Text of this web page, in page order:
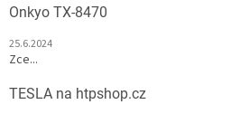
Onkyo TX-8470
25.6.2024
Zce...
TESLA na htpshop.cz